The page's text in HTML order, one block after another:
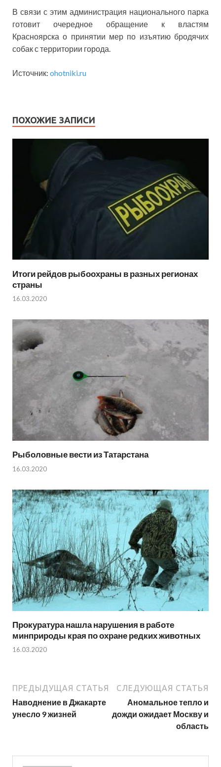
В связи с этим администрация национального парка
готовит очередное обращение к властям
Красноярска о принятии мер по изъятию бродячих
собак с территории города.
Источник: ohotniki.ru
ПОХОЖИЕ ЗАПИСИ
Итоги рейдов рыбоохраны в разных регионах
страны
16.03.2020
Рыболовные вести из Татарстана
16.03.2020
Прокуратура нашла нарушения в работе
минприроды края по охране редких животных
16.03.2020
ПРЕДЫДУЩАЯ СТАТЬЯ
Наводнение в Джакарте
унесло 9 жизней
СЛЕДУЮЩАЯ СТАТЬЯ
Аномальное тепло и
дожди ожидает Москву и
область